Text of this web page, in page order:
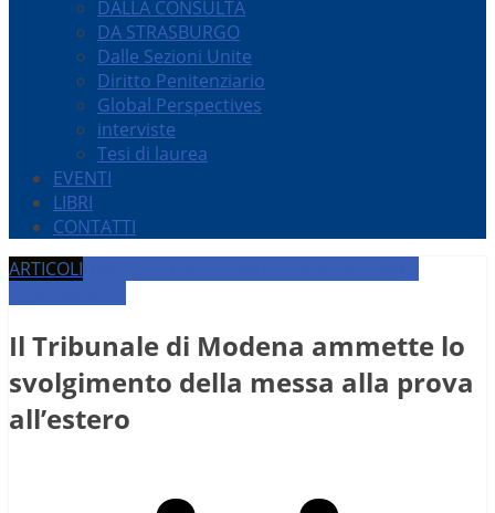
DALLA CONSULTA
DA STRASBURGO
Dalle Sezioni Unite
Diritto Penitenziario
Global Perspectives
interviste
Tesi di laurea
EVENTI
LIBRI
CONTATTI
ARTICOLI
Il Tribunale di Modena ammette lo
svolgimento della messa alla prova
all’estero